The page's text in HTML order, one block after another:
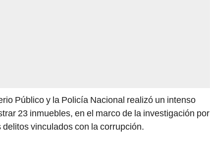
Público y la Policía Nacional realizó un intenso
23 inmuebles, en el marco de la investigación por
vinculados con la corrupción.